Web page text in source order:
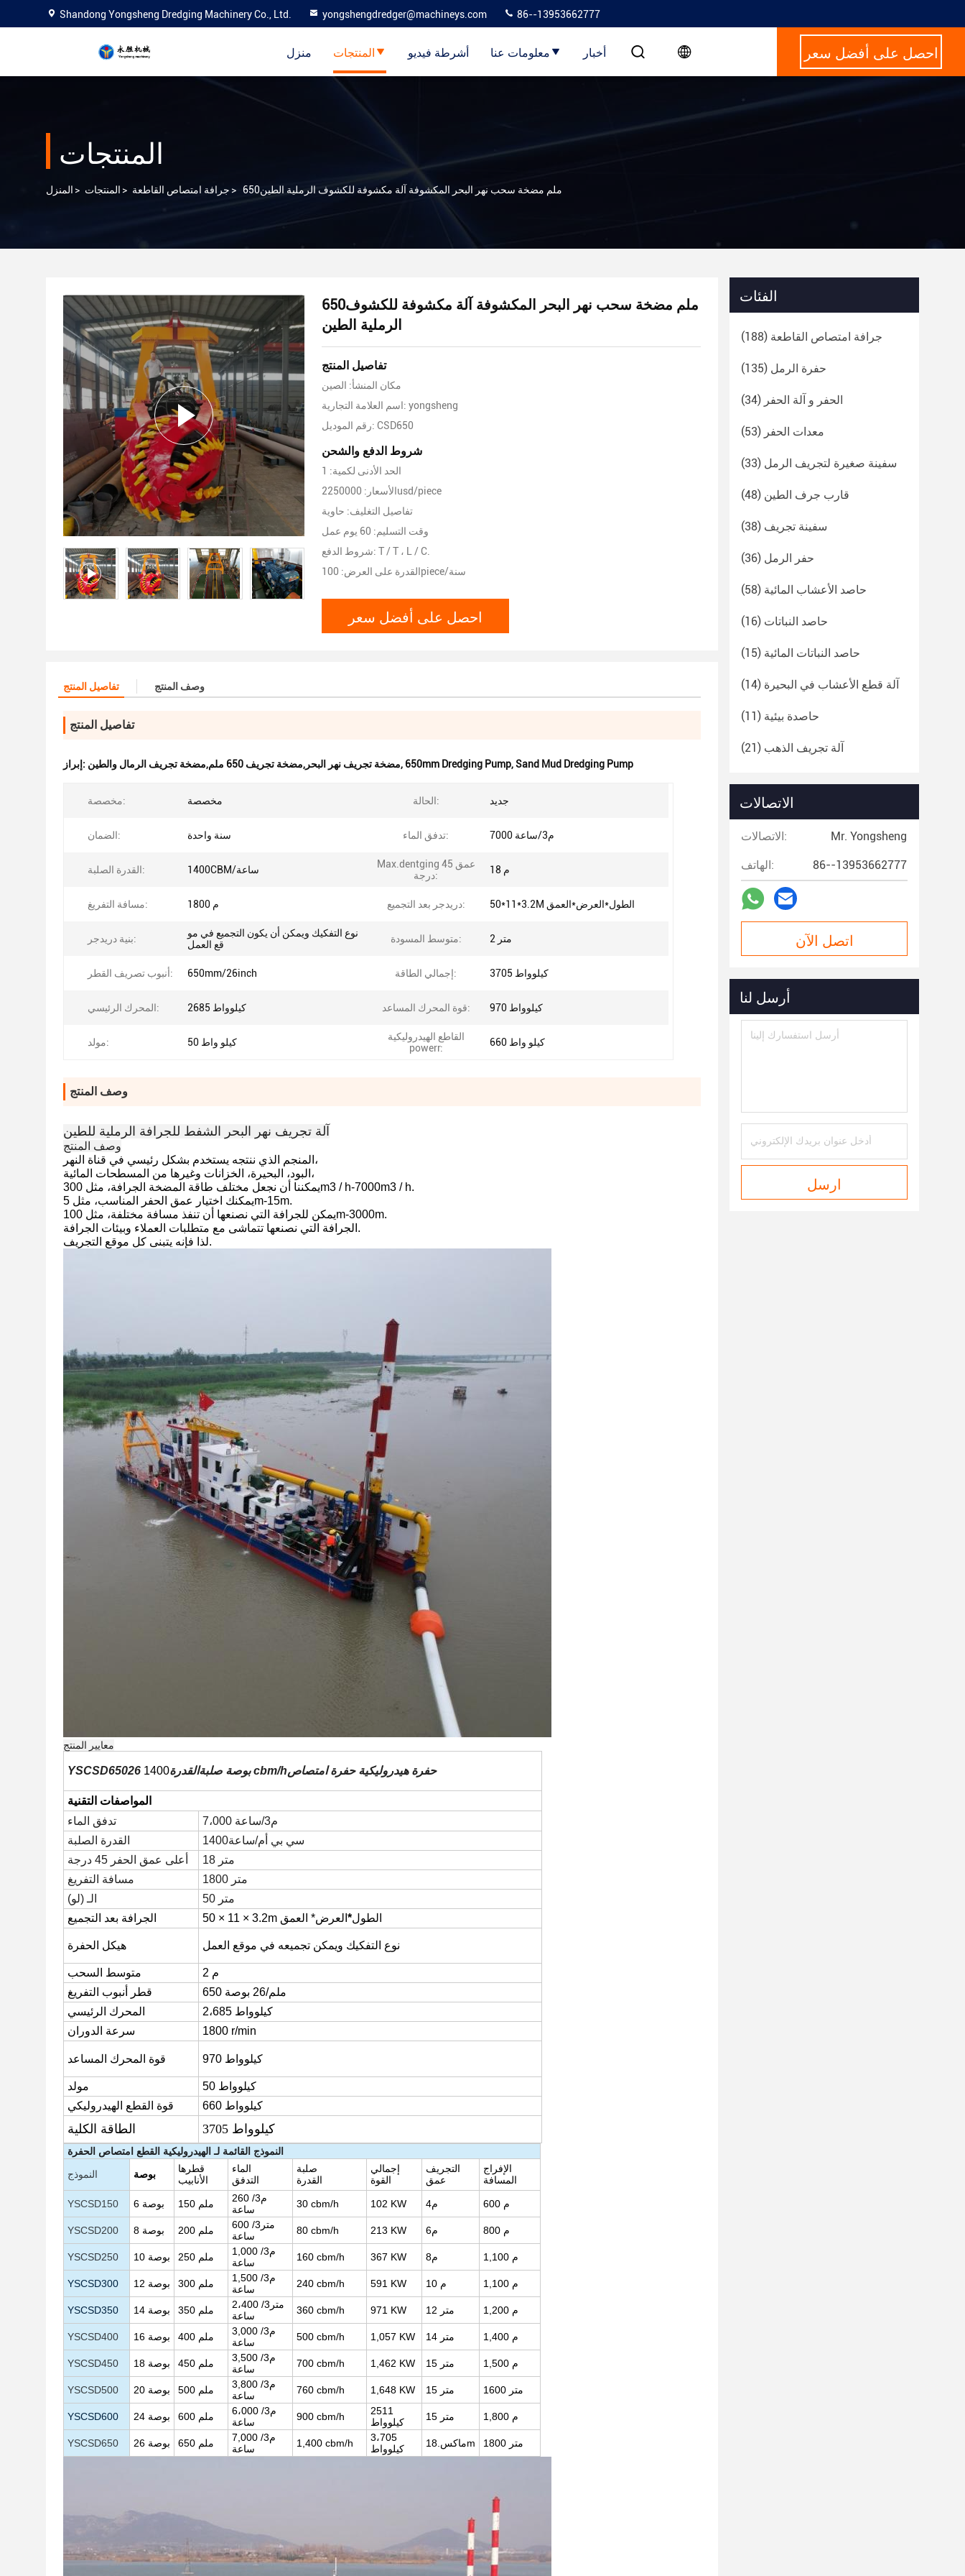
Shandong Yongsheng Dredging Machinery Co., Ltd. yongshengdredger@machineys.com 86--13953662777
منزل المنتجات أشرطة فيديو معلومات عنا أخبار احصل على أفضل سعر
المنتجات
المنزل > المنتجات > جرافة امتصاص القاطعة > 650ملم مضخة سحب نهر البحر المكشوفة آلة مكشوفة للكشوف الرملية الطين
650ملم مضخة سحب نهر البحر المكشوفة آلة مكشوفة للكشوف
الرملية الطين
تفاصيل المنتج
مكان المنشأ: الصين
اسم العلامة التجارية: yongsheng
رقم الموديل: CSD650
شروط الدفع والشحن
الحد الأدنى لكمية: 1
الأسعار: 2250000usd/piece
تفاصيل التغليف: حاوية
وقت التسليم: 60 يوم عمل
شروط الدفع: T / T ، L / C.
القدرة على العرض: 100piece/سنة
احصل على أفضل سعر
تفاصيل المنتج وصف المنتج
تفاصيل المنتج
إبراز: مضخة تجريف نهر البحر,مضخة تجريف 650 ملم,مضخة تجريف الرمال والطين, 650mm Dredging Pump,Sand Mud Dredging Pump
مخصصة: مخصصة الحالة: جديد
الضمان: سنة واحدة تدفق الماء: 7000 م3/ساعة
القدرة الصلبة: 1400CBM/ساعة
Max.dentging عمق 45
درجة:
18 م
مسافة التفريغ: 1800 م دريدجر بعد التجميع: 50*11*3.2M الطول*العرض*العمق
بنية دريدجر:
نوع التفكيك ويمكن أن يكون التجميع في مو
قع العمل
متوسط ​​المسودة: 2 متر
أنبوب تصريف القطر: 650mm/26inch إجمالي الطاقة: 3705 كيلوواط
المحرك الرئيسي: 2685 كيلوواط قوة المحرك المساعد: 970 كيلوواط
مولد: 50 كيلو واط
القاطع الهيدروليكية
powerr:
660 كيلو واط
وصف المنتج
آلة تجريف نهر البحر الشفط للجرافة الرملية للطين
وصف المنتج
المنجم الذي ننتجه يستخدم بشكل رئيسي في قناة النهر،
البود، البحيرة، الخزانات وغيرها من المسطحات المائية،
يمكننا أن نجعل مختلف طاقة المضخة الجرافة، مثل 300m3 / h-7000m3 / h.
يمكنك اختيار عمق الحفر المناسب، مثل 5m-15m.
يمكن للجرافة التي نصنعها أن تنفذ مسافة مختلفة، مثل 100m-3000m.
الجرافة التي نصنعها تتماشى مع متطلبات العملاء وبيئات الجرافة.
لذا فإنه يتبنى كل موقع التجريف.
معايير المنتج
YSCSD650 26 بوصة صلبةالقدرة1400 cbm/hحفرة هيدروليكية حفرة امتصاص
المواصفات التقنية
تدفق الماء
7،000 م3/ساعة
القدرة الصلبة
1400سي بي أم/ساعة
أعلى عمق الحفر 45 درجة
18 متر
مسافة التفريغ
1800 متر
الـ (لو)
50 متر
الجرافة بعد التجميع
50 × 11 × 3.2m الطول* العرض* العمق
هيكل الحفرة نوع التفكيك ويمكن تجميعه في موقع العمل
متوسط السحب
2 م
قطر أنبوب التفريغ
650 ملم/26 بوصة
المحرك الرئيسي
2،685 كيلوواط
سرعة الدوران
1800 r/min
قوة المحرك المساعد 970 كيلوواط
مولد
50 كيلوواط
قوة القطع الهيدروليكي
660 كيلوواط
الطاقة الكلية 3705 كيلوواط
النموذج القائمة لـ الهيدروليكية القطع امتصاص الحفرة
النموذج
بوصة
قطرها
الأنابيب
الماء
التدفق
صلبة
القدرة
إجمالي
القوة
التجريف
عمق
الإفراج
المسافة
YSCSD150 6 بوصة 150 ملم
260 م3/
ساعة
30 cbm/h 102 KW 4م 600 م
YSCSD200 8 بوصة 200 ملم
600 متر3/
ساعة
80 cbm/h 213 KW 6م 800 م
YSCSD250 10 بوصة 250 ملم 1,000 م3/
ساعة
160 cbm/h 367 KW 8م 1,100 م
YSCSD300 12 بوصة 300 ملم 1,500 م3/
ساعة
240 cbm/h 591 KW 10 م 1,100 م
YSCSD350 14 بوصة 350 ملم
2،400 متر3/
ساعة
360 cbm/h 971 KW 12 متر 1,200 م
YSCSD400 16 بوصة 400 ملم 3,000 م3/
ساعة
500 cbm/h 1,057 KW 14 متر 1,400 م
YSCSD450 18 بوصة 450 ملم 3,500 م3/
ساعة
700 cbm/h 1,462 KW 15 متر 1,500 م
YSCSD500 20 بوصة 500 ملم 3,800 م3/
ساعة
760 cbm/h 1,648 KW 15 متر 1600 متر
YSCSD600 24 بوصة 600 ملم
6،000 م3/
ساعة
900 cbm/h
2511
كيلوواط
15 متر 1,800 م
YSCSD650 26 بوصة 650 ملم 7,000 م3/
ساعة
1,400 cbm/h
3،705
كيلوواط
ماكس.18m 1800 متر
الفئات
جرافة امتصاص القاطعة (188)
حفرة الرمل (135)
الحفر و آلة الحفر (34)
معدات الحفر (53)
سفينة صغيرة لتجريف الرمل (33)
قارب جرف الطين (48)
سفينة تجريف (38)
حفر الرمل (36)
حاصد الأعشاب المائية (58)
حاصد النباتات (16)
حاصد النباتات المائية (15)
آلة قطع الأعشاب في البحيرة (14)
حاصدة بيئية (11)
آلة تجريف الذهب (21)
الاتصالات
الاتصالات: Mr. Yongsheng
الهاتف: 86--13953662777
اتصل الآن
أرسل لنا
ارسل